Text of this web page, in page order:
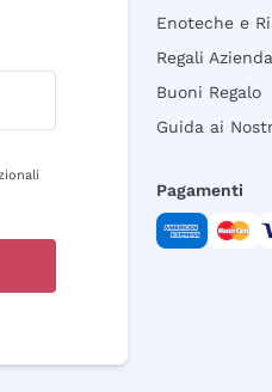
Enoteche e
Regali
Buoni Regalo
Guida ai
Pagamenti